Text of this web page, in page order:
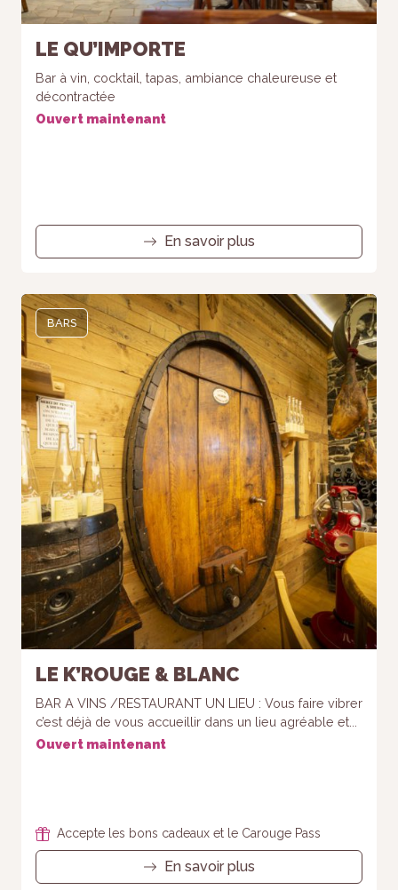
LE QU’IMPORTE
Bar à vin, cocktail, tapas, ambiance chaleureuse et
décontractée
Ouvert maintenant
En savoir plus
BARS
LE K’ROUGE & BLANC
BAR A VINS /RESTAURANT UN LIEU : Vous faire vibrer
c’est déjà de vous accueillir dans un lieu agréable et...
Ouvert maintenant
Accepte les bons cadeaux et le Carouge Pass
En savoir plus